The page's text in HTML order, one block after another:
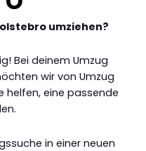
umziehen?
Bei deinem Umzug
wir von Umzug
helfen, eine passende
in einer neuen